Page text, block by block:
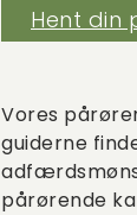
Hent din
Vores
guiderne
pårørende